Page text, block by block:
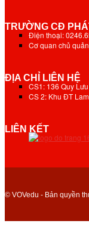
TRƯỜNG CĐ
Điện thoại:
Cơ quan chủ
ĐỊA CHỈ LIÊN HỆ
CS1: 136 Quy
CS 2: Khu ĐT
LIÊN KẾT
© VOVedu - Bản quyền